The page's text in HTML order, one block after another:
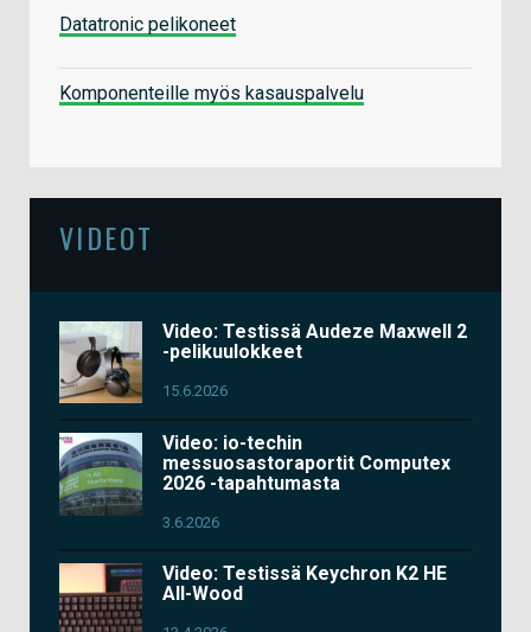
Datatronic pelikoneet
Komponenteille myös kasauspalvelu
VIDEOT
Video: Testissä Audeze Maxwell 2
-pelikuulokkeet
15.6.2026
Video: io-techin
messuosastoraportit Computex
2026 -tapahtumasta
3.6.2026
Video: Testissä Keychron K2 HE
All-Wood